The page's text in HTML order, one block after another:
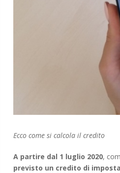
Ecco come si calcola il credito
A partire dal 1 luglio 2020,
previsto un credito di